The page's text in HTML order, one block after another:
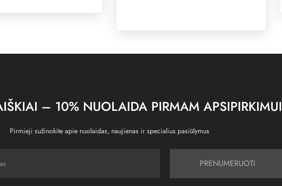
– 10% NUOLAIDA PIRMAM APSIPIRKIMUI
Pirmieji sužinokite apie nuolaidas, naujienas ir specialius pasiūlymus
PRENUMERUOTI